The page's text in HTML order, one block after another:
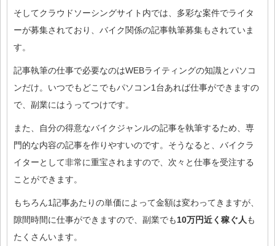
そしてクラウドソーシングサイト内では、多彩な案件でライタ
ーが募集されており、バイク関係の記事執筆募集もされていま
す。
記事執筆の仕事で必要なのはWEBライティングの知識とパソコ
ンだけ。いつでもどこでもパソコン1台あれば仕事ができますの
で、副業にはうってつけです。
また、自分の得意なバイクジャンルの記事を執筆するため、専
門的な内容の記事を作りやすいのです。そうなると、バイクラ
イターとして非常に重宝されますので、次々と仕事を受注する
ことができます。
もちろん1記事あたりの単価によって金額は変わってきますが、
隙間時間に仕事ができますので、副業でも10万円近く稼ぐ人も
たくさんいます。